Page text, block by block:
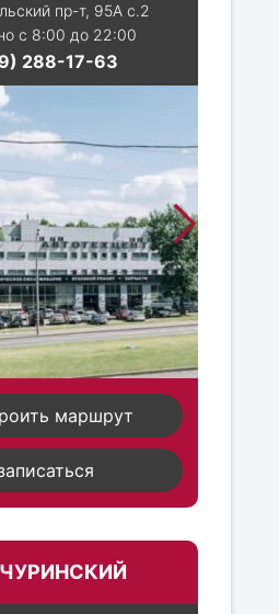
пр-т, 95А с.2
с 8:00 до 22:00
288-17-63
маршрут